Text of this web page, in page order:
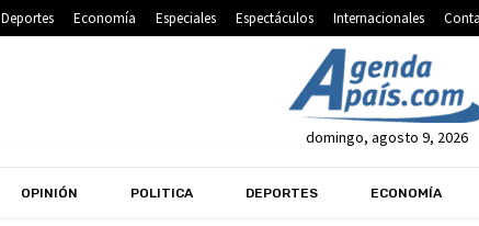
Deportes Economía Especiales Espectáculos Internacionales
domingo, agosto 9, 2026
OPINIÓN POLITICA DEPORTES ECONOMÍA